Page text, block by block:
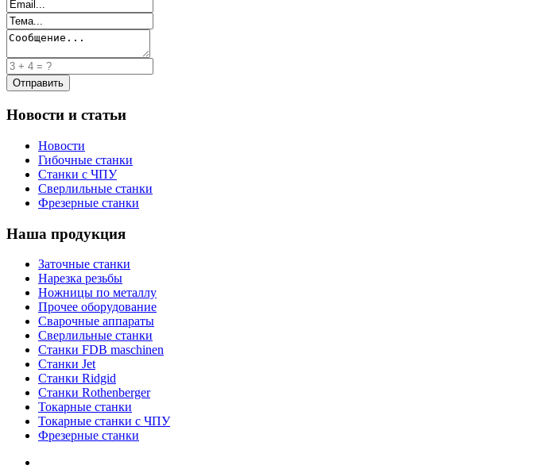
Новости и статьи
Новости
Гибочные станки
Станки с ЧПУ
Сверлильные станки
Фрезерные станки
Наша продукция
Заточные станки
Нарезка резьбы
Ножницы по металлу
Прочее оборудование
Сварочные аппараты
Сверлильные станки
Станки FDB maschinen
Станки Jet
Станки Ridgid
Станки Rothenberger
Токарные станки
Токарные станки с ЧПУ
Фрезерные станки